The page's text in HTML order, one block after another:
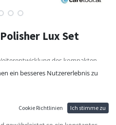
Lux Set
des kompakten
noch leistungsstärker, vielseitiger
Untersetzungssystems kann der
im Rotationsmodus mit bis zu
ein besseres Nutzererlebnis zu
Cookie Richtlinien Ich stimme zu